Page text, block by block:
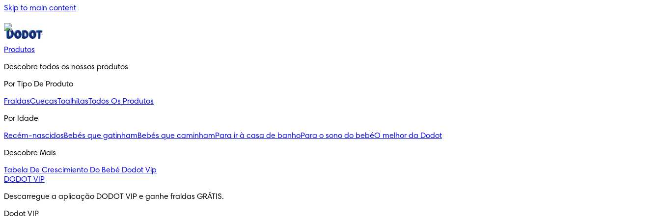
Skip to main content
Produtos
Descobre todos os nossos produtos
Por Tipo De Produto
FraldasCuecasToalhitasTodos Os Produtos
Por Idade
Recém-nascidosBebés que gatinhamBebés que caminhamPara ir à casa de banhoPara o sono do bebéO melhor da Dodot
Descobre Mais
Tabela De Crescimiento Do Bebé Dodot Vip
DODOT VIP
Descarregue a aplicação DODOT VIP e ganhe fraldas GRÁTIS.
Dodot VIP